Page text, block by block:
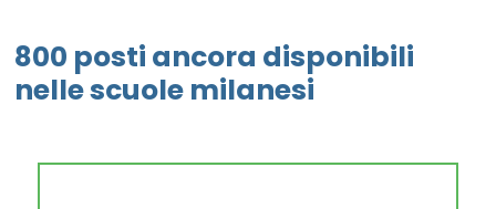
800 posti ancora disponibili
nelle scuole milanesi